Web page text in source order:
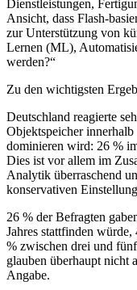
Dienstleistungen,
Ansicht, dass Flash-
zur Unterstützung von
Lernen (ML),
werden?“
Zu den wichtigsten
Deutschland reagierte
Objektspeicher innerhalb
dominieren wird: 26 %
Dies ist vor allem im
Analytik überraschend
konservativen
26 % der Befragten
Jahres stattfinden
% zwischen drei und
glauben überhaupt nicht
Angabe.